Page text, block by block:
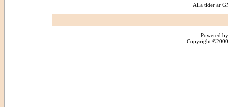
Alla tider är
Powered
Copyright